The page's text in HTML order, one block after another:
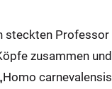
steckten
zusammen